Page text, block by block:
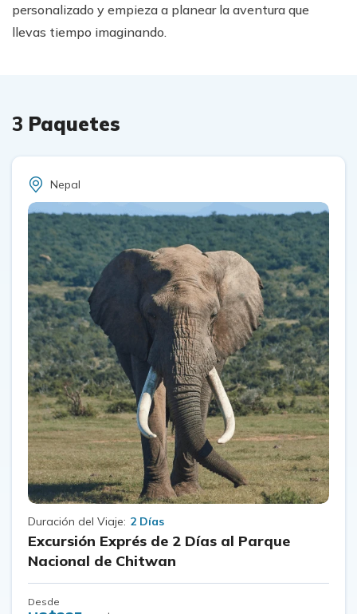
personalizado y empieza a planear la aventura que
llevas tiempo imaginando.
3 Paquetes
Nepal
Duración del Viaje: 2 Días
Excursión Exprés de 2 Días al Parque
Nacional de Chitwan
Desde